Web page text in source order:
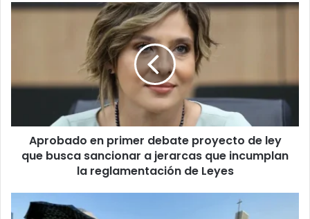
Aprobado
de
busca
sancionar
la
Aprobado en primer debate proyecto de ley
que busca sancionar a jerarcas que incumplan
la reglamentación de Leyes
Grupos
religiosos